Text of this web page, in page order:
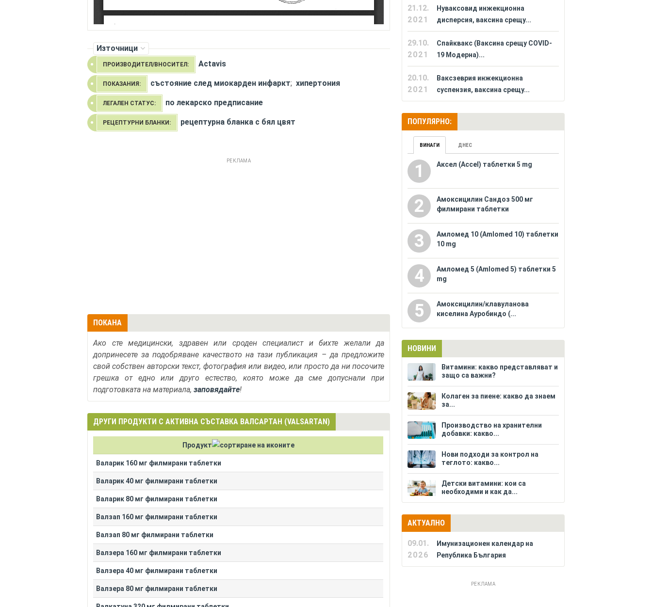
Източници
ПРОИЗВОДИТЕЛ/ВНОСИТЕЛ: Actavis
ПОКАЗАНИЯ: състояние след миокарден инфаркт; хипертония
ЛЕГАЛЕН СТАТУС: по лекарско предписание
РЕЦЕПТУРНИ БЛАНКИ: рецептурна бланка с бял цвят
РЕКЛАМА
ПОКАНА
Ако сте медицински, здравен или сроден специалист и бихте желали да
допринесете за подобряване качеството на тази публикация – да предложите
свой собствен авторски текст, фотография или видео, или просто да ни посочите
грешка от едно или друго естество, която може да сме допуснали при
подготовката на материала, заповядайте!
ДРУГИ ПРОДУКТИ С АКТИВНА СЪСТАВКА ВАЛСАРТАН (VALSARTAN)
Продукт
Валарик 160 мг филмирани таблетки
Валарик 40 мг филмирани таблетки
Валарик 80 мг филмирани таблетки
Валзап 160 мг филмирани таблетки
Валзап 80 мг филмирани таблетки
Валзера 160 мг филмирани таблетки
Валзера 40 мг филмирани таблетки
Валзера 80 мг филмирани таблетки
21.12.
2021
Нуваксовид инжекционна
дисперсия, ваксина срещу...
29.10.
2021
Спайквакс (Ваксина срещу COVID-
19 Модерна)...
20.10.
2021
Ваксзеврия инжекционна
суспензия, ваксина срещу...
ПОПУЛЯРНО:
ВИНАГИ ДНЕС
1 Аксел (Accel) таблетки 5 mg
2
Амоксицилин Сандоз 500 мг
филмирани таблетки
3
Амломед 10 (Amlomed 10) таблетки
10 mg
4
Амломед 5 (Amlomed 5) таблетки 5
mg
5
Амоксицилин/клавуланова
киселина Ауробиндо (...
НОВИНИ
Витамини: какво представляват и
защо са важни?
Колаген за пиене: какво да знаем
за...
Производство на хранителни
добавки: какво...
Нови подходи за контрол на
теглото: какво...
Детски витамини: кои са
необходими и как да...
АКТУАЛНО
09.01.
2026
Имунизационен календар на
Република България
РЕКЛАМА